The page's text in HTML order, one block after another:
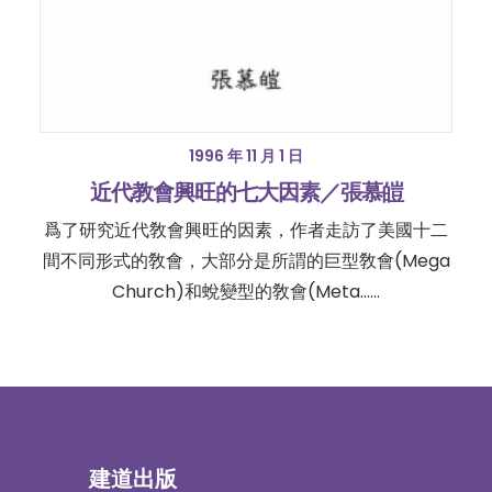
1996 年 11 月 1 日
近代教會興旺的七大因素／張慕皚
爲了研究近代敎會興旺的因素，作者走訪了美國十二
間不同形式的敎會，大部分是所謂的巨型敎會(Mega
Church)和蛻變型的敎會(Meta……
建道出版